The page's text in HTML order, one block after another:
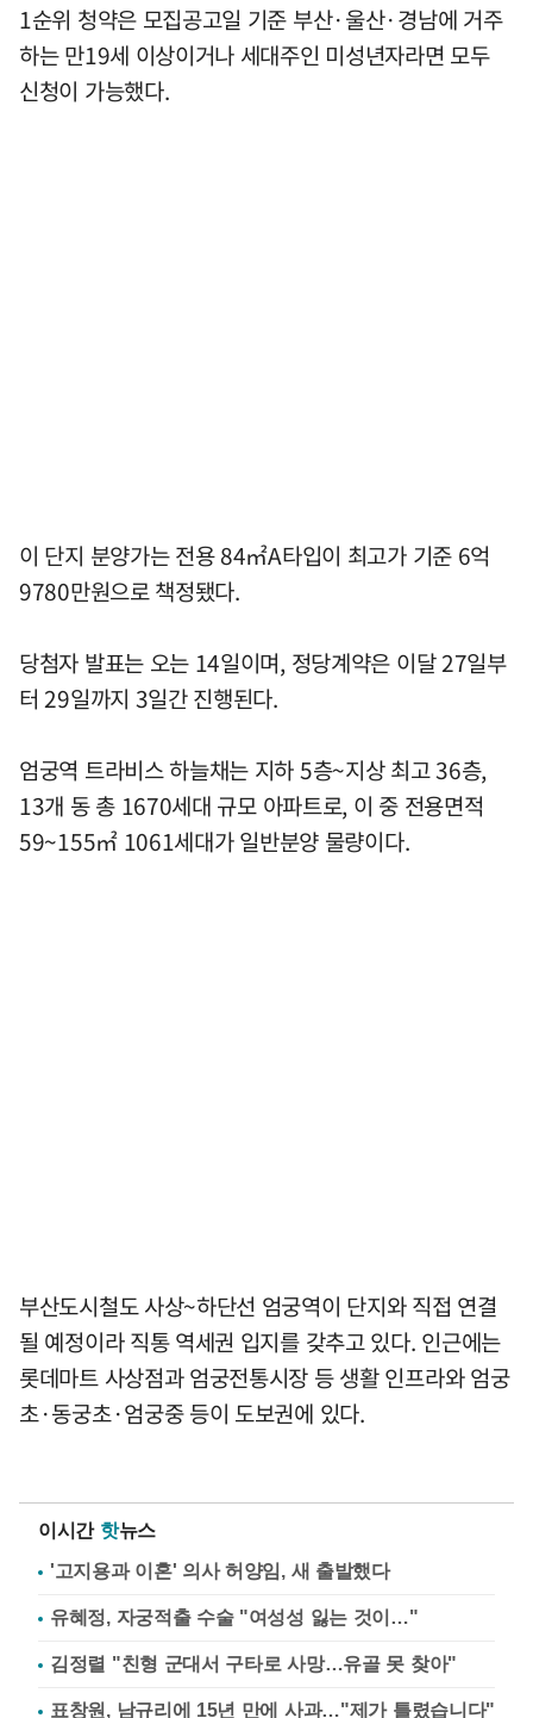
1순위 청약은 모집공고일 기준 부산·울산·경남에 거주
하는 만19세 이상이거나 세대주인 미성년자라면 모두
신청이 가능했다.
이 단지 분양가는 전용 84㎡A타입이 최고가 기준 6억
9780만원으로 책정됐다.
당첨자 발표는 오는 14일이며, 정당계약은 이달 27일부
터 29일까지 3일간 진행된다.
엄궁역 트라비스 하늘채는 지하 5층~지상 최고 36층,
13개 동 총 1670세대 규모 아파트로, 이 중 전용면적
59~155㎡ 1061세대가 일반분양 물량이다.
부산도시철도 사상~하단선 엄궁역이 단지와 직접 연결
될 예정이라 직통 역세권 입지를 갖추고 있다. 인근에는
롯데마트 사상점과 엄궁전통시장 등 생활 인프라와 엄궁
초·동궁초·엄궁중 등이 도보권에 있다.
이시간 핫뉴스
'고지용과 이혼' 의사 허양임, 새 출발했다
유혜정, 자궁적출 수술 "여성성 잃는 것이…"
김정렬 "친형 군대서 구타로 사망…유골 못 찾아"
표창원, 남규리에 15년 만에 사과…"제가 틀렸습니다"